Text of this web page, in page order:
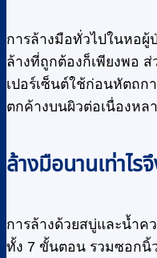
การล้างมือทั่วไปในหอผู้
ล้างที่ถูกต้องก็เพียงพอ
เปอร์เซ็นต์ใช้ก่อนหัตถก
ตกค้างบนผิวต่อเนื่องหล
ล้างมือนานเท่าไร
การล้างด้วยสบู่และน้ำค
ทั้ง 7 ขั้นตอน รวมซอกนิ้